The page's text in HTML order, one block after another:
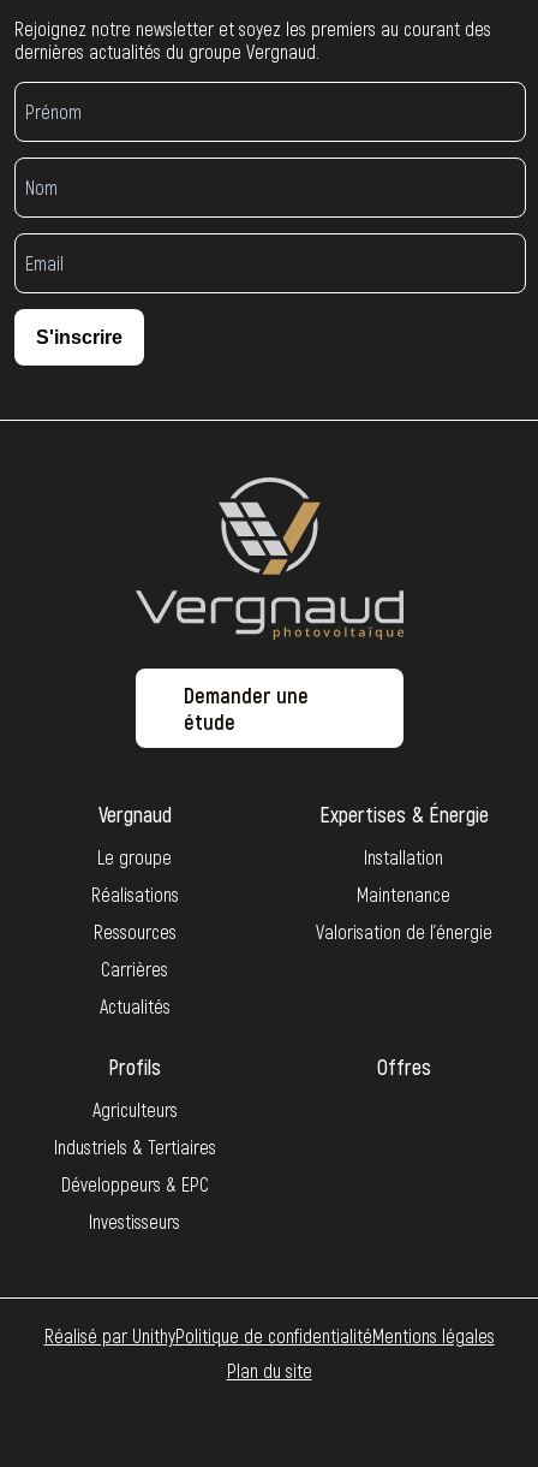
Rejoignez notre newsletter et soyez les premiers au courant des
dernières actualités du groupe Vergnaud.
S'inscrire
Demander une
étude
Vergnaud
Le groupe
Réalisations
Ressources
Carrières
Actualités
Expertises & Énergie
Installation
Maintenance
Valorisation de l’énergie
Profils
Agriculteurs
Industriels & Tertiaires
Développeurs & EPC
Investisseurs
Offres
Réalisé par UnithyPolitique de confidentialitéMentions légales
Plan du site